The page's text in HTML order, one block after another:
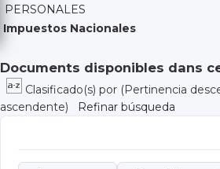
PERSONALES
Impuestos Nacionales
Documents disponibles dans
Clasificado(s) por (Pertinencia
ascendente)
Refinar búsqueda